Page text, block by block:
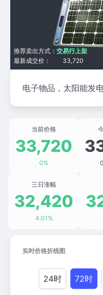
最新成交价： 33,720
推荐卖出方式： 交易行上架
电子物品，太阳能发
当前价格
33,720
0%
三日涨幅
32,420
4.01%
实时价格折线图
24时 72时